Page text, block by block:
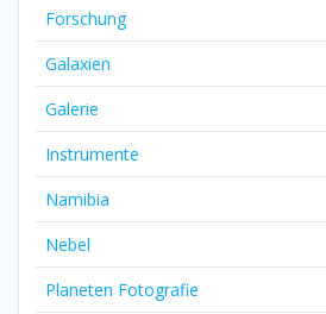
Forschung
Galaxien
Galerie
Instrumente
Namibia
Nebel
Planeten Fotografie